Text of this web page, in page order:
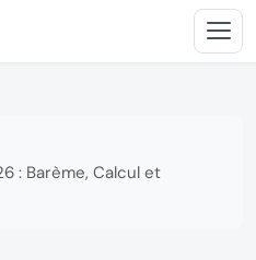
: Barème, Calcul et